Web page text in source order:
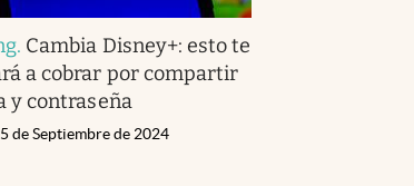
. Cambia Disney+: esto te
a cobrar por compartir
y contraseña
de Septiembre de 2024